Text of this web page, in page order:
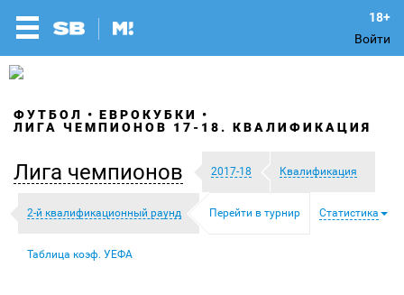
Войти
ФУТБОЛ
ЕВРОКУБКИ
ЛИГА ЧЕМПИОНОВ 17-18. КВАЛИФИКАЦИЯ
Лига чемпионов 2017-18 Квалификация
2-й квалификационный раунд Перейти в турнир Статистика
Таблица коэф. УЕФА